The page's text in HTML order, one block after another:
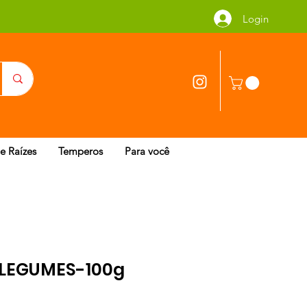
Login
Raízes Temperos Para você
100g